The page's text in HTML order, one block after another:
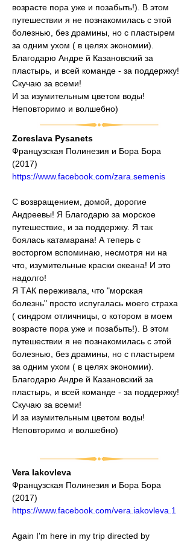
возрасте пора уже и позабыть!). В этом
путешествии я не познакомилась с этой
болезнью, без драмины, но с пластырем
за одним ухом ( в целях экономии).
Благодарю Андре й Казановский за
пластырь, и всей команде - за поддержку!
Скучаю за всеми!
И за изумительным цветом воды!
Неповторимо и волшебно)
Zoreslava Pysanets
Французская Полинезия и Бора Бора
(2017)
https://www.facebook.com/zara.semenis
С возвращением, домой, дорогие
Андреевы! Я Благодарю за морское
путешествие, и за поддержку. Я так
боялась катамарана! А теперь с
восторгом вспоминаю, несмотря ни на
что, изумительные краски океана! И это
надолго!
Я ТАК переживала, что "морская
болезнь" просто испугалась моего страха
( синдром отличницы, о котором в моем
возрасте пора уже и позабыть!). В этом
путешествии я не познакомилась с этой
болезнью, без драмины, но с пластырем
за одним ухом ( в целях экономии).
Благодарю Андре й Казановский за
пластырь, и всей команде - за поддержку!
Скучаю за всеми!
И за изумительным цветом воды!
Неповторимо и волшебно)
Vera Iakovleva
Французская Полинезия и Бора Бора
(2017)
https://www.facebook.com/vera.iakovleva.1
Again I'm here in my trip directed by